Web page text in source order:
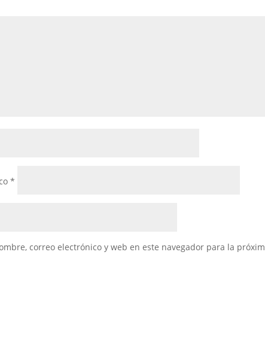
*
correo electrónico y web en este navegador para la